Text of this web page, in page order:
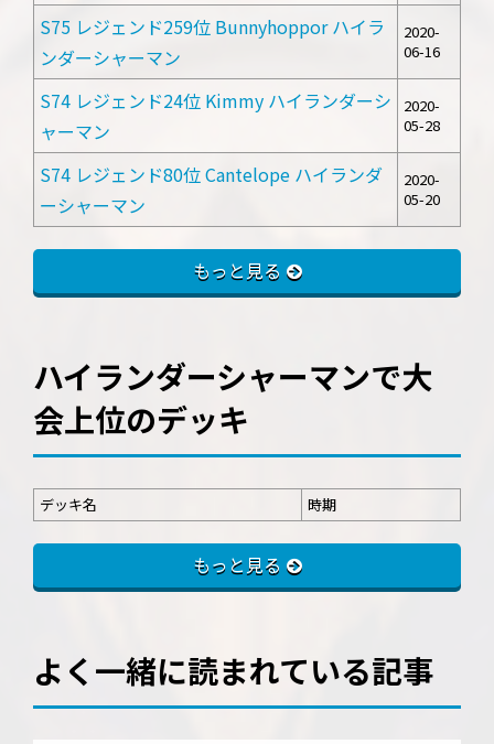
S75 レジェンド259位 Bunnyhoppor ハイラ
ンダーシャーマン
2020-
06-16
S74 レジェンド24位 Kimmy ハイランダーシ
ャーマン
2020-
05-28
S74 レジェンド80位 Cantelope ハイランダ
ーシャーマン
2020-
05-20
もっと見る
ハイランダーシャーマンで大
会上位のデッキ
デッキ名 時期
もっと見る
よく一緒に読まれている記事